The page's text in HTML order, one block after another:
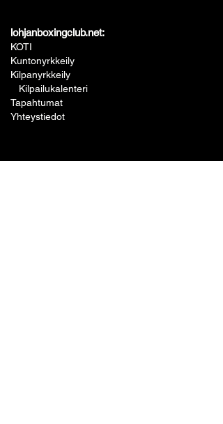
lohjanboxingclub.net:
KOTI
Kuntonyrkkeily
Kilpanyrkkeily
Kilpailukalenteri
Tapahtumat
Yhteystiedot